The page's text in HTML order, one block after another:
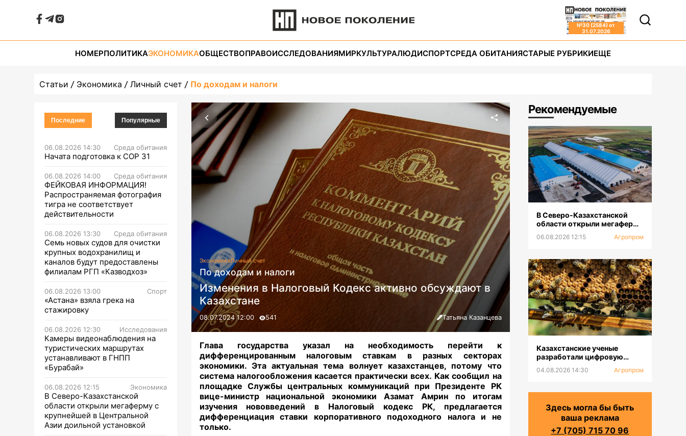
№30 (2584) от
31.07.2026
НОМЕРПОЛИТИКАЭКОНОМИКАОБЩЕСТВОПРАВОИССЛЕДОВАНИЯМИРКУЛЬТУРАЛЮДИСПОРТСРЕДА ОБИТАНИЯСТАРЫЕ РУБРИКИЕЩЕ
Статьи Экономика Личный счет По доходам и налоги
Последние Популярные
06.08.2026 14:30 Среда обитания
Начата подготовка к СОР 31
06.08.2026 14:00 Среда обитания
ФЕЙКОВАЯ ИНФОРМАЦИЯ!
Распространяемая фотография
тигра не соответствует
действительности
06.08.2026 13:30 Среда обитания
Семь новых судов для очистки
крупных водохранилищ и
каналов будут предоставлены
филиалам РГП «Казводхоз»
06.08.2026 13:00 Спорт
«Астана» взяла грека на
стажировку
06.08.2026 12:30 Исследования
Камеры видеонаблюдения на
туристических маршрутах
устанавливают в ГНПП
«Бурабай»
06.08.2026 12:15 Экономика
В Северо-Казахстанской
области открыли мегаферму с
крупнейшей в Центральной
Азии доильной установкой
ЭкономикаЛичный счет
По доходам и налоги
Изменения в Налоговый Кодекс активно обсуждают в
Казахстане
08.07.2024 12:00 541 Татьяна Казанцева
Глава государства указал на необходимость перейти к
дифференцированным налоговым ставкам в разных секторах
экономики. Эта актуальная тема волнует казахстанцев, потому что
система налогообложения касается практически всех. Как сообщил на
площадке Службы центральных коммуникаций при Президенте РК
вице-министр национальной экономики Азамат Амрин по итогам
изучения нововведений в Налоговый кодекс РК, предлагается
дифференциация ставки корпоративного подоходного налога и не
только.
Рекомендуемые
В Северо-Казахстанской
области открыли мегаферму
Азии доильной установкой
06.08.2026 12:15 Агропром
Казахстанские ученые
разработали цифровую
пчел
04.08.2026 14:30 Агропром
Здесь могла бы быть
ваша реклама
+7 (705) 715 70 96